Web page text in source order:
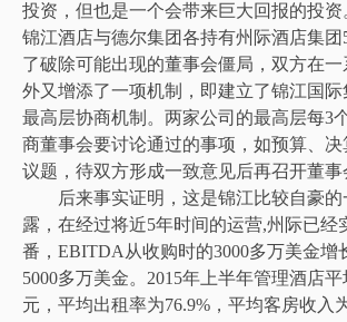
投资，但也是一个会带来巨大回报的投资
锦江酒店与德尔集团各持有州际酒店集团
了破除可能出现的董事会僵局，双方在
外又增添了一项机制，即建立了锦江国际
最高层协商机制。两家公司的最高层每3
商董事会要讨论通过的事项，如预算、
议题，待双方形成一致意见后再召开董事
后来事实证明，这是锦江比较自豪的
露，在经过将近5年时间的运营,州际已经
番，EBITDA从收购时的3000多万美金增
5000多万美金。2015年上半年管理酒店
元，平均出租率为76.9%，平均客房收入